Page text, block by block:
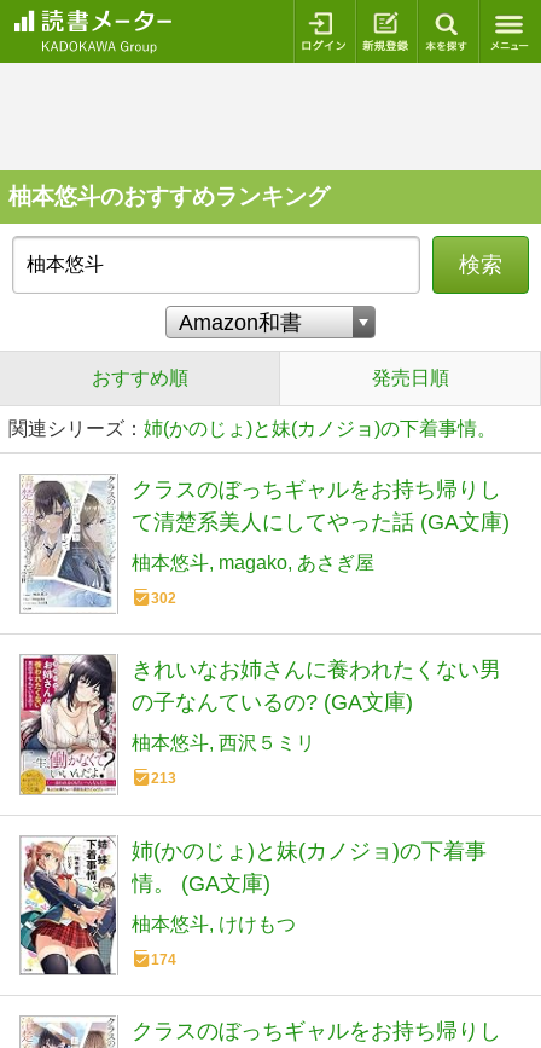
ログイン 新規登録
柚本悠斗のおすすめランキング
検索
おすすめ順 発売日順
関連シリーズ： 姉(かのじょ)と妹(カノジョ)の下着事情。
クラスのぼっちギャルをお持ち帰りし
て清楚系美人にしてやった話 (GA文庫)
柚本悠斗 magako あさぎ屋
302
きれいなお姉さんに養われたくない男
の子なんているの? (GA文庫)
柚本悠斗 西沢５ミリ
213
姉(かのじょ)と妹(カノジョ)の下着事
情。 (GA文庫)
柚本悠斗 けけもつ
174
クラスのぼっちギャルをお持ち帰りし